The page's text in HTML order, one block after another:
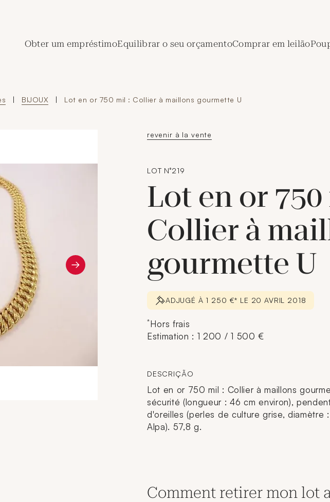
de Crédit Municipal de Paris
Obter um empréstimoEquilibrar o seu orçamentoComprar em leilão
| BIJOUX | Lot en or 750 mil : Collier à maillons gourmette U
revenir à la vente
LOT N°219
Lot en or 750
Collier à
gourmette U
ADJUGÉ À 1 250 €* LE 20 AVRIL 2018
*Hors frais
Estimation : 1 200 / 1 500 €
DESCRIÇÃO
Lot en or 750 mil : Collier à maillons
sécurité (longueur : 46 cm environ),
d'oreilles (perles de culture grise, diamètre
Alpa). 57,8 g.
Comment retirer mon lot